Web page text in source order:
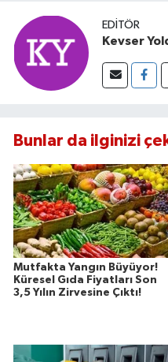
EDITÖR
Kevser
Bunlar da ilginizi
Mutfakta Yangın Büyüyor!
Küresel Gıda Fiyatları Son
3,5 Yılın Zirvesine Çıktı!